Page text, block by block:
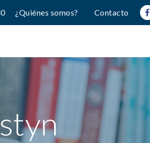
¿Quiénes somos? Contacto